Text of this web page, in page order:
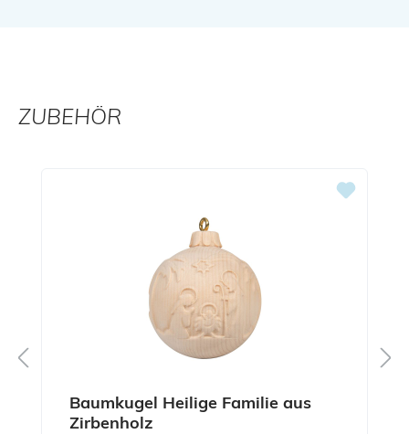
ZUBEHÖR
Baumkugel Heilige Familie aus
Zirbenholz